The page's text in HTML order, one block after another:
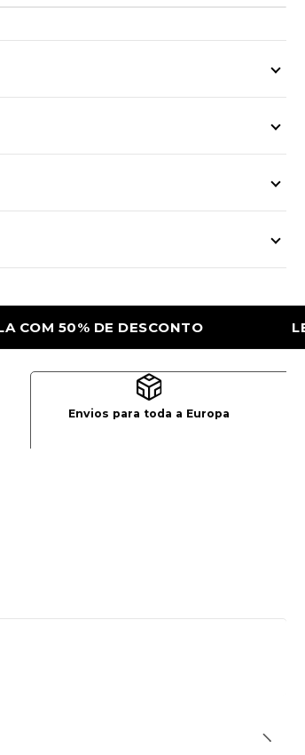
LEVA A 2ª CAMISOLA COM 50% DE
Envios para toda a Europa